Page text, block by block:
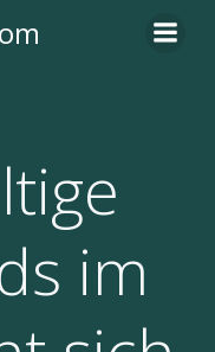
im